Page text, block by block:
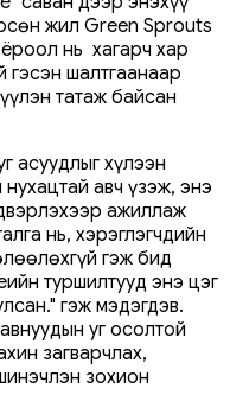
жил Green Sprouts
нь хагарч хар
гэсэн шалтгаанаар
татаж байсан
асуудлыг хүлээн
авч үзэж, энэ
ажиллаж
нь, хэрэглэгчдийн
гэж бид
туршилтууд энэ цэг
гэж мэдэгдэв.
уг осолтой
загварчлах,
зохион